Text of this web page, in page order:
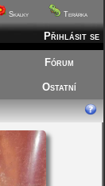
Skalky Terárka
Přihlásit se
Fórum
Ostatní